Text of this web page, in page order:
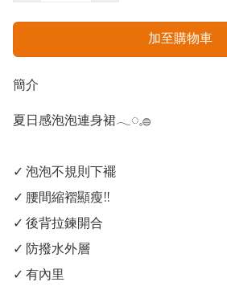
加至購物車
簡介
夏日感泡泡連身裙𓂃◌𓈒𓐍
✓ 泡泡不規則下襬
✓ 腰間縮褶顯瘦!!
✓ 後背拉鍊開合
✓ 防撥水外層
✓ 有內里